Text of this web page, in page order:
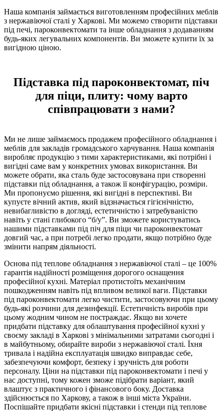
Наша компанія займається виготовленням професійних меблів
з нержавіючої сталі у Харкові. Ми можемо створити підставки
під печі, пароконвектомати та інше обладнання з додаванням
будь-яких легувальних компонентів. Ви зможете купити їх за
вигідною ціною.
Підставка під пароконвектомат, піч
для піци, плиту: чому варто
співпрацювати з нами?
Ми не лише займаємось продажем професійного обладнання і
меблів для закладів громадського харчування. Наша компанія
виробляє продукцію з тими характеристиками, які потрібні і
вигідні саме вам у конкретних умовах використання. Ви
можете обрати, яка сталь буде застосовувана при створенні
підставки під обладнання, а також її конфігурацію, розміри.
Ми пропонуємо рішення, які вигідні в перспективі. Ви
купуєте вічний актив, який відзначається гігієнічністю,
невибагливістю в догляді, естетичністю і затребуваністю
навіть у стані глибокого “б/у”. Ви зможете користуватись
нашими підставками під піч для піци чи пароконвектомат
довгий час, а при потребі легко продати, якщо потрібно буде
змінити напрям діяльності.
Основа під теплове обладнання з нержавіючої сталі – це 100%
гарантія надійності розміщення дорогого оснащення
професійної кухні. Матеріал протистоїть механічним
пошкодженням навіть під впливом великої ваги. Підставки
під пароконвектомати легко чистити, застосовуючи при цьому
будь-які розчини для дезинфекції. Естетичність виробів при
цьому жодним чином не постраждає. Якщо ви хочете
придбати підставку для облаштування професійної кухні у
своєму закладі в Харкові з мінімальними затратами сьогодні і
в майбутньому, обирайте вироби з нержавіючої сталі. Їхня
тривала і надійна експлуатація швидко виправдає себе,
забезпечуючи комфорт, безпеку і зручність для роботи
персоналу. Ціни на підставки під пароконвектомати і печі у
нас доступні, тому кожен зможе підібрати варіант, який
влаштує з практичного і фінансового боку. Доставка
здійснюється по Харкову, а також в інші міста України.
Поспішайте придбати якісні підставки і стенди під теплове